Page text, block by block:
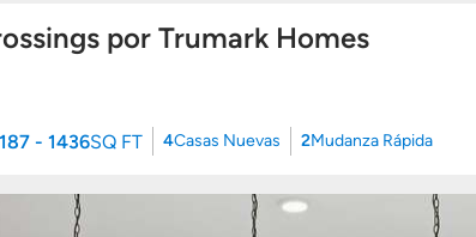
por Trumark Homes
- 1436SQ FT 4Casas Nuevas 2Mudanza Rápida